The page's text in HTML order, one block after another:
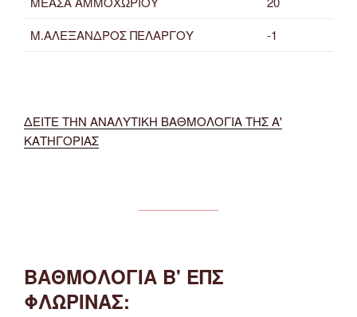
Μ.ΑΛΕΞΑΝΔΡΟΣ ΠΕΛΑΡΓΟΥ
-1
ΔΕΙΤΕ ΤΗΝ ΑΝΑΛΥΤΙΚΗ ΒΑΘΜΟΛΟΓΙΑ ΤΗΣ Α'
ΚΑΤΗΓΟΡΙΑΣ
ΒΑΘΜΟΛΟΓΙΑ Β' ΕΠΣ
ΦΛΩΡΙΝΑΣ: